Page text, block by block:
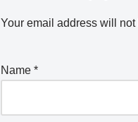
Your email address will
Name *